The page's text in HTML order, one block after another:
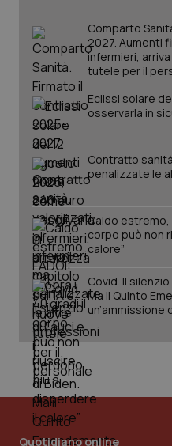
Comparto
2027. Aumenti
infermieri,
tutele per il
Eclissi solare
osservarla in
Contratto
penalizzate le
Caldo estremo,
corpo può non
calore”
Covid. Il
Ma il Quinto
un’ammissione
Quotidiano online